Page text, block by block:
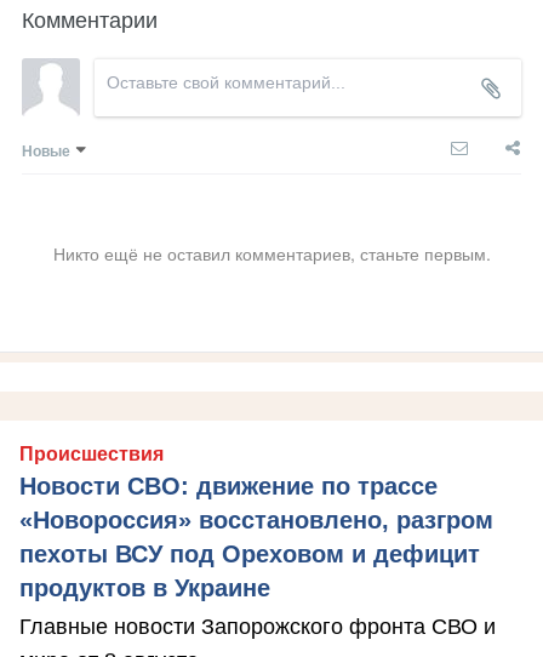
Комментарии
Новые
Никто ещё не оставил комментариев, станьте первым.
Происшествия
Новости СВО: движение по трассе
«Новороссия» восстановлено, разгром
пехоты ВСУ под Ореховом и дефицит
продуктов в Украине
Главные новости Запорожского фронта СВО и